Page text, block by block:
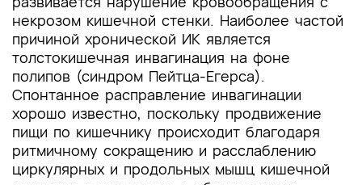
некрозом кишечной стенки. Наиболее частой
причиной хронической ИК является
толстокишечная инвагинация на фоне
полипов (синдром Пейтца-Егерса).
Спонтанное расправление инвагинации
хорошо известно, поскольку продвижение
пищи по кишечнику происходит благодаря
ритмичному сокращению и расслаблению
циркулярных и продольных мышц кишечной